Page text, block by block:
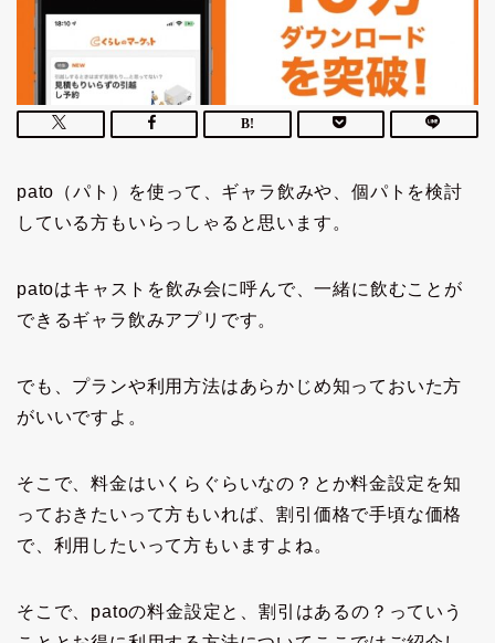
pato（パト）を使って、ギャラ飲みや、個パトを検討
している方もいらっしゃると思います。
patoはキャストを飲み会に呼んで、一緒に飲むことが
できるギャラ飲みアプリです。
でも、プランや利用方法はあらかじめ知っておいた方
がいいですよ。
そこで、料金はいくらぐらいなの？とか料金設定を知
っておきたいって方もいれば、割引価格で手頃な価格
で、利用したいって方もいますよね。
そこで、patoの料金設定と、割引はあるの？っていう